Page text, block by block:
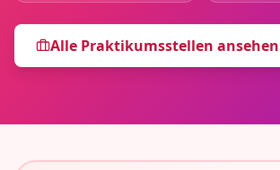
Alle Praktikumsstellen ansehen